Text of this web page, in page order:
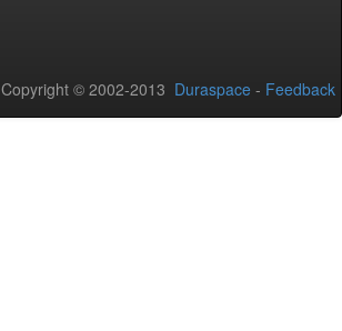
Copyright © 2002-2013 Duraspace - Feedback